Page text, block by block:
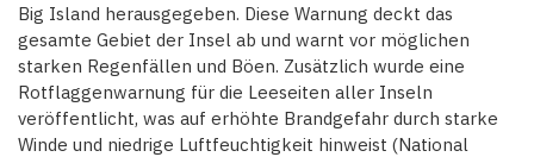
Big Island herausgegeben. Diese Warnung deckt das
gesamte Gebiet der Insel ab und warnt vor möglichen
starken Regenfällen und Böen. Zusätzlich wurde eine
Rotflaggenwarnung für die Leeseiten aller Inseln
veröffentlicht, was auf erhöhte Brandgefahr durch starke
Winde und niedrige Luftfeuchtigkeit hinweist (National